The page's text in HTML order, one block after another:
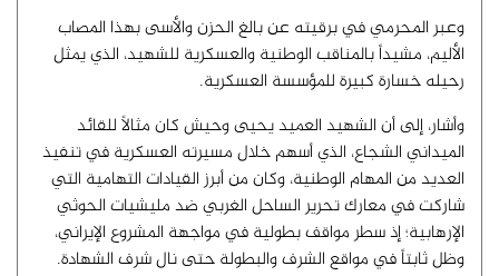
وعبر المحرمي في برقيته عن بالغ الحزن والأسى بهذا المصاب
الأليم، مشيداً بالمناقب الوطنية والعسكرية للشهيد، الذي يمثل
رحيله خسارة كبيرة للمؤسسة العسكرية.
وأشار، إلى أن الشهيد العميد يحيى وحيش كان مثالاً للقائد
الميداني الشجاع، الذي أسهم خلال مسيرته العسكرية في تنفيذ
العديد من المهام الوطنية، وكان من أبرز القيادات التهامية التي
شاركت في معارك تحرير الساحل الغربي ضد مليشيات الحوثي
الإرهابية؛ إذ سطر مواقف بطولية في مواجهة المشروع الإيراني،
وظل ثابتاً في مواقع الشرف والبطولة حتى نال شرف الشهادة.